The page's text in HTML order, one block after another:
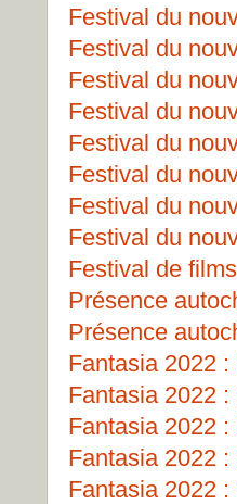
Festival du
Festival du
Festival du
Festival du
Festival du
Festival du
Festival du
Festival du
Festival de
Présence
Présence
Fantasia 2022 :
Fantasia 2022 :
Fantasia 2022 :
Fantasia 2022 :
Fantasia 2022 :